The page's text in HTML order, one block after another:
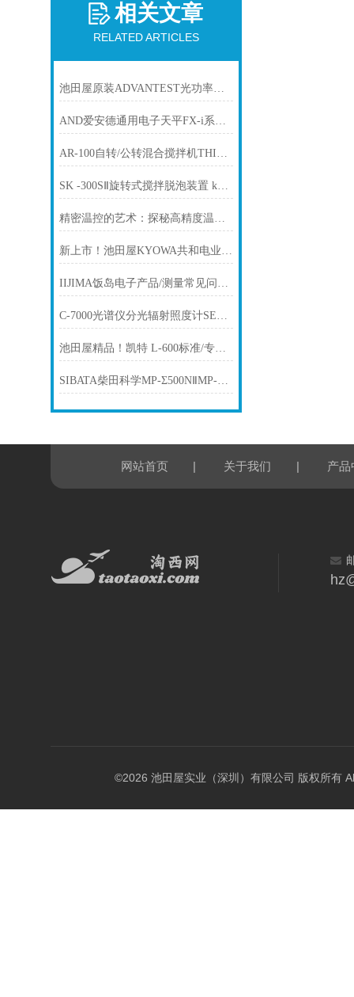
相关文章
RELATED ARTICLES
池田屋原装ADVANTEST光功率计ADCE 8250A产品介绍技术参
AND爱安德通用电子天平FX-i系列电子秤 FX-200I
AR-100自转/公转混合搅拌机THINKY新基
SK -300SⅡ旋转式搅拌脱泡装置 kakuhunter写真化学
精密温控的艺术：探秘高精度温度控制器的非凡应用与未来展望
新上市！池田屋KYOWA共和电业应变测试仪新型号PCD-400B传感器接口
IIJIMA饭岛电子产品/测量常见问题解答 (Q&A) 溶氧仪ID-160T
C-7000光谱仪分光辐射照度计SEKONIC世光
池田屋精品！凯特 L-600标准/专家型薄膜厚度计 参数介绍
SIBATA柴田科学MP-Σ500NⅡMP-Σ30NⅡMP-Σ300NⅡMP-Σ100HNⅡ泵
网站首页 | 关于我们 | 产品
©2026 池田屋实业（深圳）有限公司 版权所有